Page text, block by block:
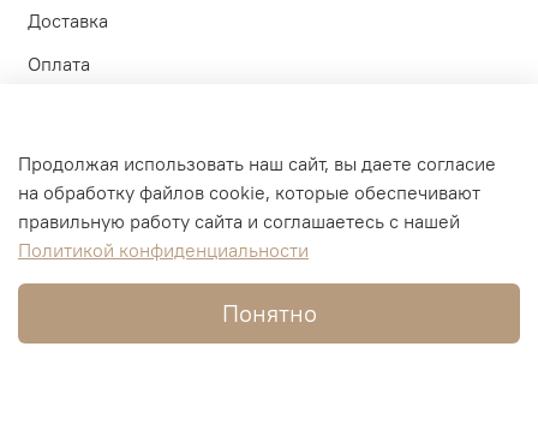
Доставка
Оплата
Личный кабинет
Оферта и политика конфиденциальности
Пользовательское соглашение
Условия обмена и возврата
Продолжая использовать наш сайт, вы даете согласие
на обработку файлов cookie, которые обеспечивают
правильную работу сайта и соглашаетесь с нашей
Политикой конфиденциальности
Понятно